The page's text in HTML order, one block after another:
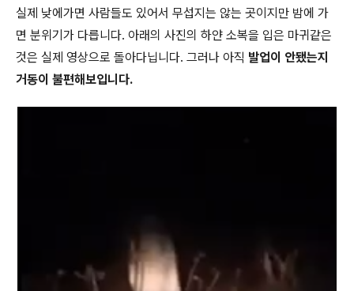
실제 낮에가면 사람들도 있어서 무섭지는 않는 곳이지만 밤에 가
면 분위기가 다릅니다. 아래의 사진의 하얀 소복을 입은 마귀같은
것은 실제 영상으로 돌아다닙니다. 그러나 아직 발업이 안됐는지
거동이 불편해보입니다.